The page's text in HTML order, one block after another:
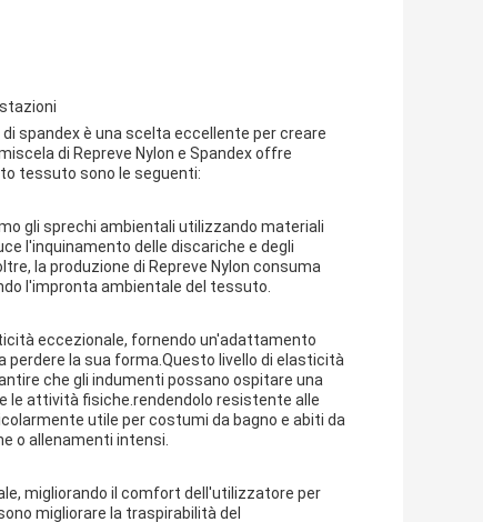
spandex è una scelta eccellente per creare
di Repreve Nylon e Spandex offre
tessuto sono le seguenti:
gli sprechi ambientali utilizzando materiali
l'inquinamento delle discariche e degli
la produzione di Repreve Nylon consuma
l'impronta ambientale del tessuto.
eccezionale, fornendo un'adattamento
la sua forma.Questo livello di elasticità
che gli indumenti possano ospitare una
le attività fisiche.rendendolo resistente alle
utile per costumi da bagno e abiti da
o allenamenti intensi.
migliorando il comfort dell'utilizzatore per
migliorare la traspirabilità del